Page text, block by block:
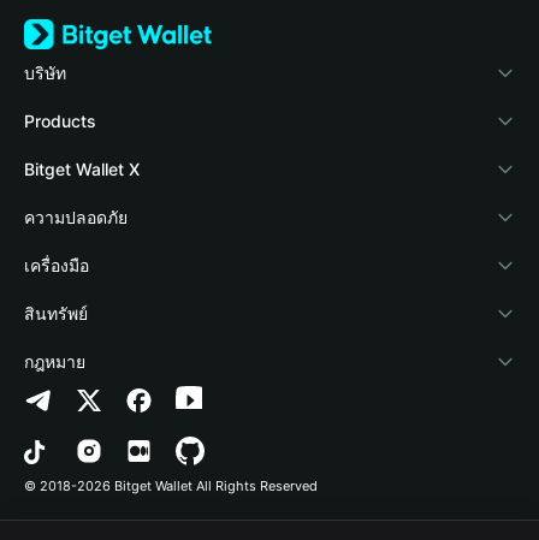
บริษัท
เกี่ยวกับ Bitget Wallet
Blog
Academy
ข่าวสารด้านคริปโต
ศูนย์ช่วยเหลือ
ติดต่อเรา
ทรัพยากรข้อมูลของแบรนด์
อาชีพ
Products
Crypto Card
Stablecoin Earn
Payfi Crypto
Crypto Swap API
Altcoin Season Index
Prediction Markets
DApp
Bitget Wallet X
นักพัฒนา
เชื่อมต่อ Wallet
Bitget Wallet Pay
ลิสต์โปรเจกต์
ความปลอดภัย
Protection Fund
เทคโนโลยีความปลอดภัย
เครื่องมือ
ซื้อคริปโต
การตรวจจับการอนุญาต
การตรวจจับสัญญา
การโอนเป็นชุด
สินทรัพย์
Arbitrum
Avalanche
Bitcoin
กฎหมาย
นโยบายความเป็นส่วนตัว
ข้อตกลงในการใช้บริการ
© 2018-2026 Bitget Wallet All Rights Reserved